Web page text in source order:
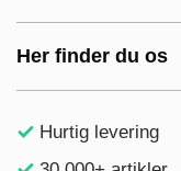
Her finder du os
Hurtig levering